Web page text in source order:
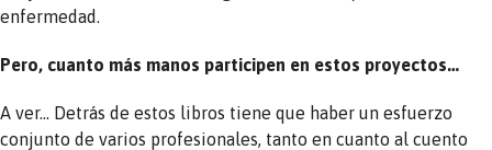
enfermedad.
Pero, cuanto más manos participen en estos proyectos…
A ver… Detrás de estos libros tiene que haber un esfuerzo
conjunto de varios profesionales, tanto en cuanto al cuento